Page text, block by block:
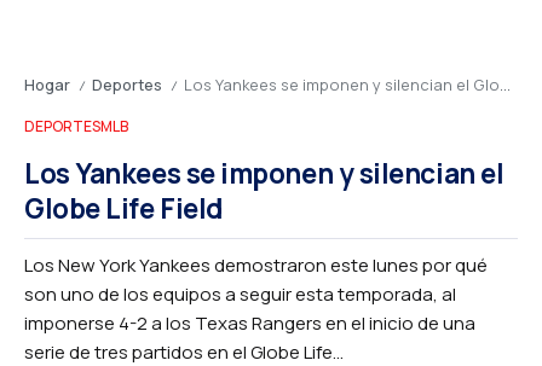
Hogar / Deportes / Los Yankees se imponen y silencian el Globe Life Field
DEPORTESMLB
Los Yankees se imponen y silencian el
Globe Life Field
Los New York Yankees demostraron este lunes por qué
son uno de los equipos a seguir esta temporada, al
imponerse 4-2 a los Texas Rangers en el inicio de una
serie de tres partidos en el Globe Life...